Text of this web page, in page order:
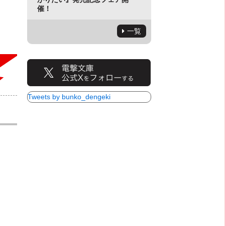
催！
一覧
Tweets by bunko_dengeki